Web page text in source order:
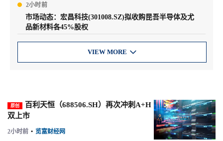
2小时前
市场动态：宏昌科技(301008.SZ)拟收购昆吾半导体及尤
品新材料各45%股权
VIEW MORE 
原创
百利天恒（688506.SH）再次冲刺A+H
双上市
2小时前 • 览富财经网